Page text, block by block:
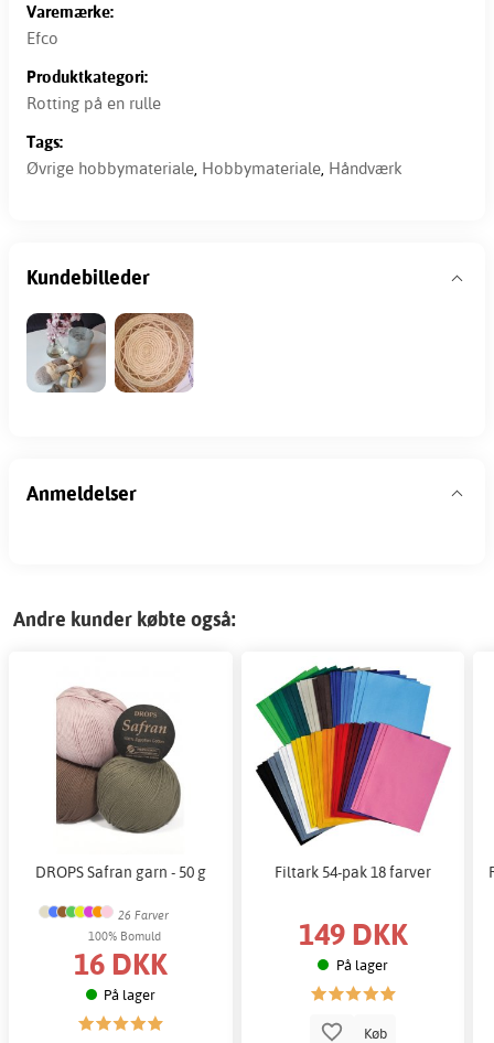
Varemærke:
Efco
Produktkategori:
Rotting på en rulle
Tags:
Øvrige hobbymateriale, Hobbymateriale, Håndværk
Kundebilleder
Anmeldelser
Andre kunder købte også:
DROPS Safran garn - 50 g
26 Farver
100% Bomuld
16 DKK
På lager
Filtark 54-pak 18 farver
149 DKK
På lager
Køb